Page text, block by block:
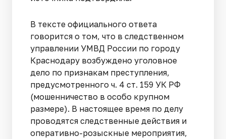
В тексте официального ответа
говорится о том, что в следственном
управлении УМВД России по городу
Краснодару возбуждено уголовное
дело по признакам преступления,
предусмотренного ч. 4 ст. 159 УК РФ
(мошенничество в особо крупном
размере). В настоящее время по делу
проводятся следственные действия и
оперативно-розыскные мероприятия,